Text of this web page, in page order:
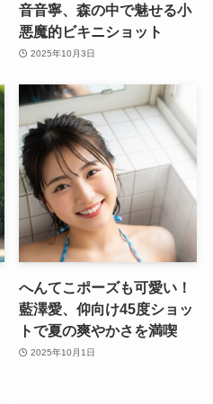
音音寧、森の中で魅せる小
悪魔的ビキニショット
2025年10月3日
へんてこポーズも可愛い！
藍澤愛、仰向け45度ショッ
トで夏の爽やかさを満喫
2025年10月1日